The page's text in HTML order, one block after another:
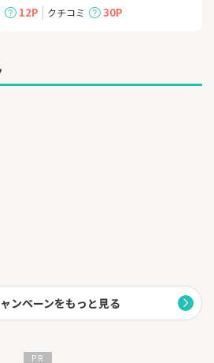
12P クチコミ 30P
ンペーンをもっと見る